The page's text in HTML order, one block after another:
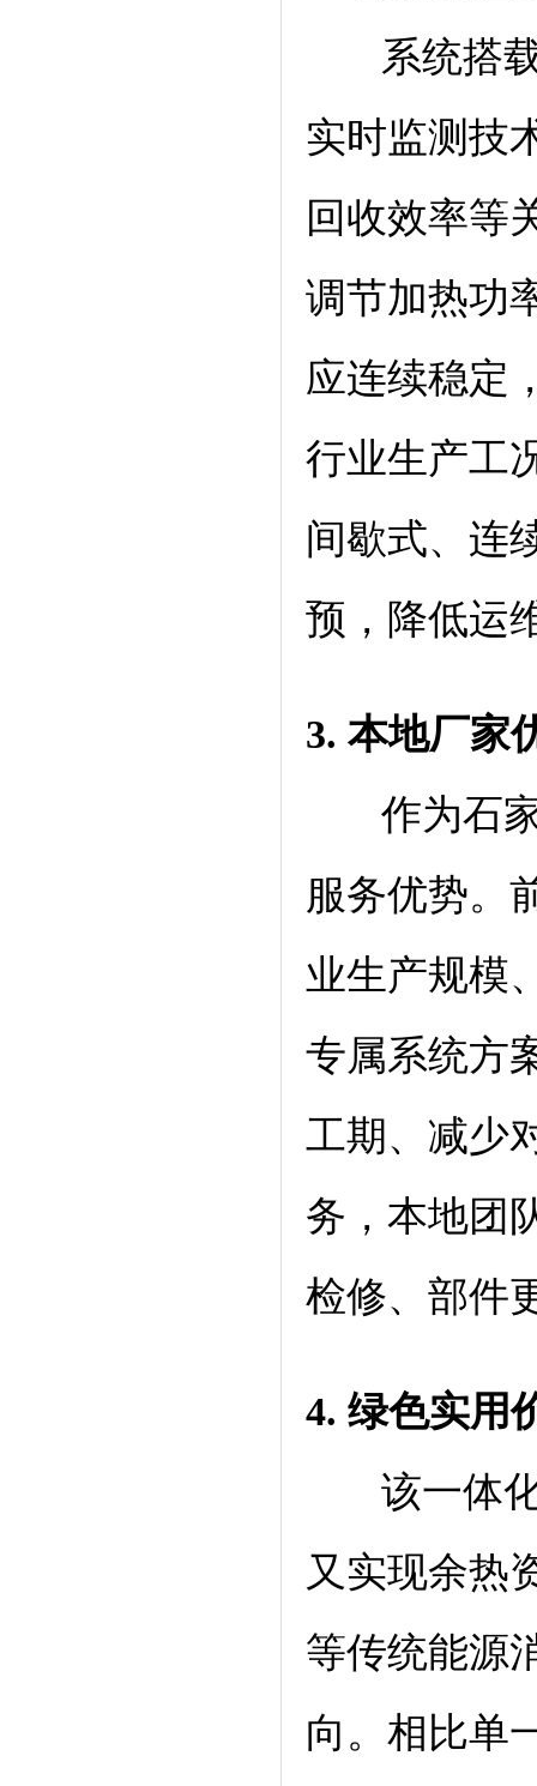
系统搭载
实时监测技
回收效率等
调节加热功
应连续稳定
行业生产工
间歇式、连
预，降低运
3. 本地厂家
作为石家
服务优势。
业生产规模
专属系统方
工期、减少
务，本地团
检修、部件
4. 绿色实用
该一体化
又实现余热
等传统能源
向。相比单